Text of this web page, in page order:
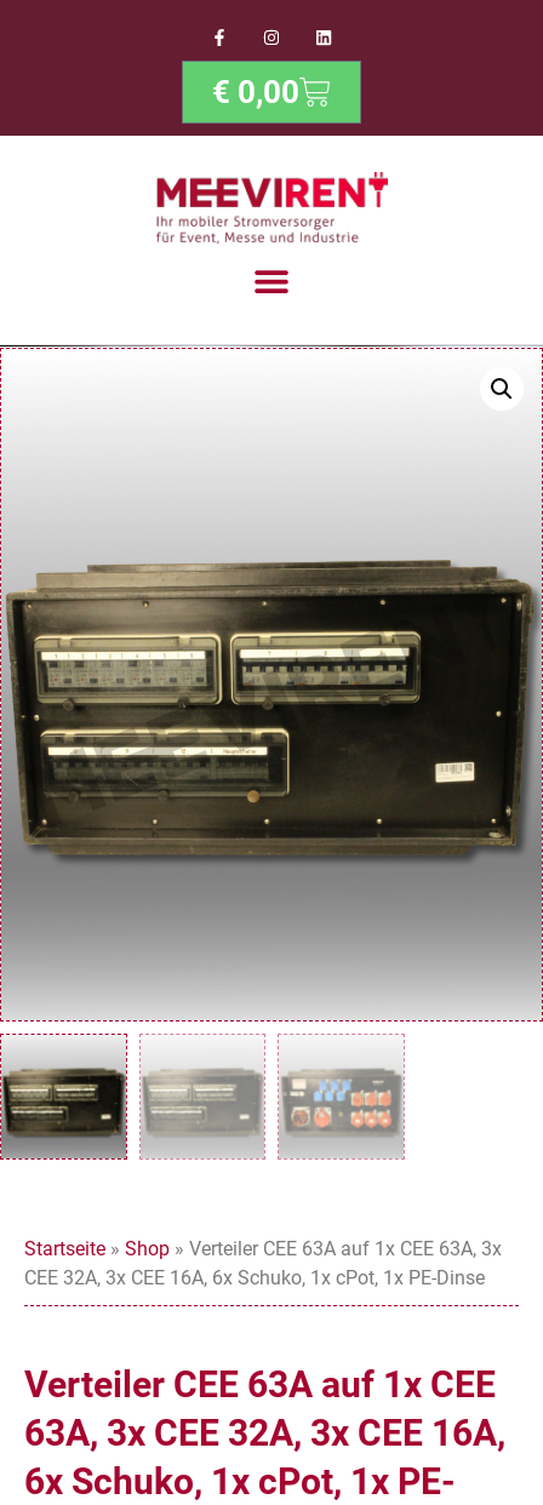
€ 0,00
Startseite » Shop » Verteiler CEE 63A auf 1x CEE 63A, 3x
CEE 32A, 3x CEE 16A, 6x Schuko, 1x cPot, 1x PE-Dinse
Verteiler CEE 63A auf 1x CEE
63A, 3x CEE 32A, 3x CEE 16A,
6x Schuko, 1x cPot, 1x PE-